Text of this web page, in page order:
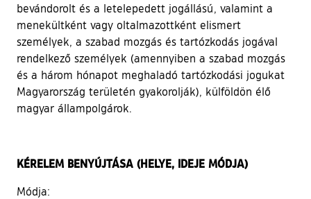
bevándorolt és a letelepedett jogállású, valamint a
menekültként vagy oltalmazottként elismert
személyek, a szabad mozgás és tartózkodás jogával
rendelkező személyek (amennyiben a szabad mozgás
és a három hónapot meghaladó tartózkodási jogukat
Magyarország területén gyakorolják), külföldön élő
magyar állampolgárok.
KÉRELEM BENYÚJTÁSA (HELYE, IDEJE MÓDJA)
Módja: